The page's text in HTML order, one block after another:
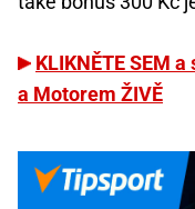
KLIKNĚTE SEM
a Motorem ŽIVĚ